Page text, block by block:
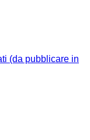
(da pubblicare in